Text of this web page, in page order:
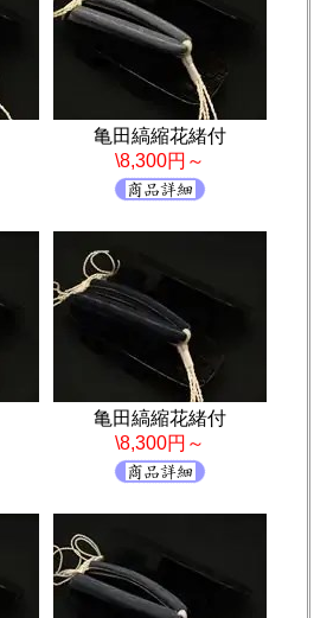
亀田縞縮花緒付
\8,300円～
亀田縞縮花緒付
\8,300円～